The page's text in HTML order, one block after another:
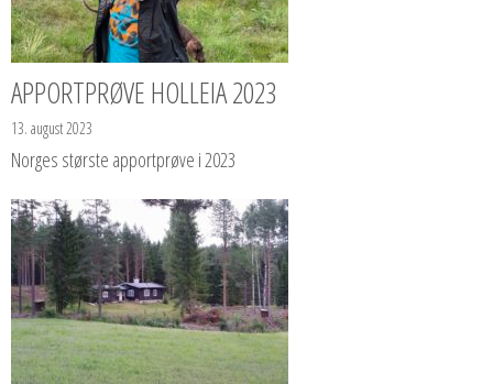
APPORTPRØVE HOLLEIA 2023
13. august 2023
Norges største apportprøve i 2023